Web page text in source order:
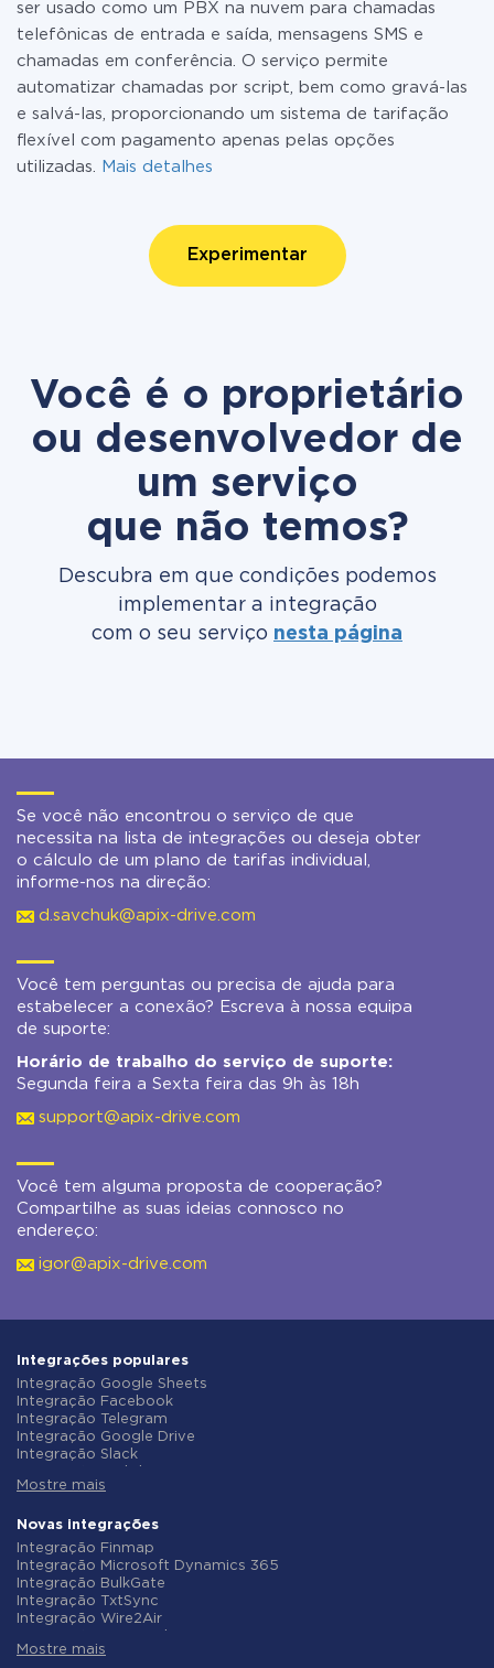
ser usado como um PBX na nuvem para chamadas
telefônicas de entrada e saída, mensagens SMS e
chamadas em conferência. O serviço permite
automatizar chamadas por script, bem como gravá-las
e salvá-las, proporcionando um sistema de tarifação
flexível com pagamento apenas pelas opções
utilizadas.
Mais detalhes
Experimentar
Você é o proprietário
ou desenvolvedor de
um serviço
que não temos?
Descubra em que condições podemos
implementar a integração
com o seu serviço nesta página
Se você não encontrou o serviço de que
necessita na lista de integrações ou deseja obter
o cálculo de um plano de tarifas individual,
informe-nos na direção:
d.savchuk@apix-drive.com
Você tem perguntas ou precisa de ajuda para
estabelecer a conexão? Escreva à nossa equipa
de suporte:
Horário de trabalho do serviço de suporte:
Segunda feira a Sexta feira das 9h às 18h
support@apix-drive.com
Você tem alguma proposta de cooperação?
Compartilhe as suas ideias connosco no
endereço:
igor@apix-drive.com
Integrações populares
Integração Google Sheets
Integração Facebook
Integração Telegram
Integração Google Drive
Integração Slack
Integração Gmail
Integração ClickUp
Integração Airtable
Integração Google Contacts
Integração OpenAI (ChatGPT)
Integração Instagram
Integração ActiveCampaign
Integração Typeform
Integração Salesforce CRM
Mostre mais
Novas integrações
Integração Finmap
Integração Microsoft Dynamics 365
Integração BulkGate
Integração TxtSync
Integração Wire2Air
Integração Infobip
Mostre mais